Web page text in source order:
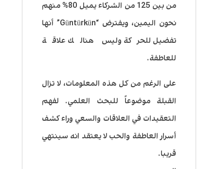
من بين 125 من الشركاء يميل 80% منهم
نحون اليمين، ويفترض “Güntürkün” أنها
تفضيل للحركة وليس هنالك علاقة
للعاطفة.
على الرغم من كل هذه المعلومات، لا تزال
القبلة موضوعاً للبحث العلمي. لفهم
التعقيدات في العلاقات والسعي وراء كشف
أسرار العاطفة والحب لا يعتقد انه سينتهي
قريبا.